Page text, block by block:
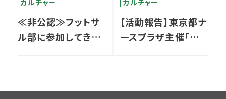
≪非公認≫フットサ
ル部に参加してきま
【活動報告】東京都ナ
ースプラザ主催「ふ